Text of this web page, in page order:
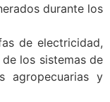
durante los
de electricidad,
los sistemas de
agropecuarias y